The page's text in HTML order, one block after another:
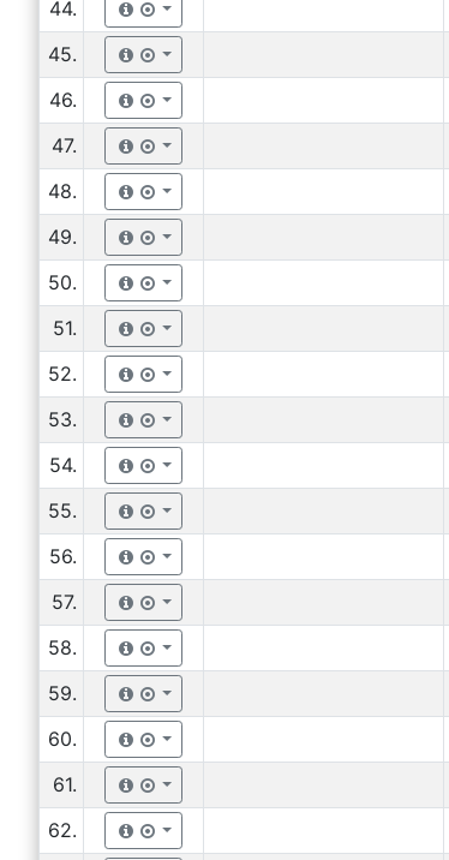
44.
45.
46.
47.
48.
49.
50.
51.
52.
53.
54.
55.
56.
57.
58.
59.
60.
61.
62.